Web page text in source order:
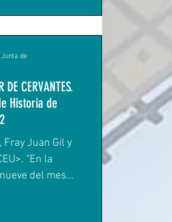
DE CERVANTES.
Historia de
Fray Juan Gil y
“En la
del mes
de